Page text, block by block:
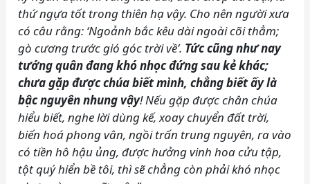
thứ ngựa tốt trong thiên hạ vậy. Cho nên người xưa
có câu rằng: ‘Ngoảnh bắc kêu dài ngoài cõi thẳm;
gò cương trước gió góc trời về’. Tức cũng như nay
tướng quân đang khó nhọc đứng sau kẻ khác;
chưa gặp được chúa biết mình, chẳng biết ấy là
bậc nguyên nhung vậy! Nếu gặp được chân chúa
hiểu biết, nghe lời dùng kế, xoay chuyển đất trời,
biến hoá phong vân, ngồi trấn trung nguyên, ra vào
có tiền hô hậu ủng, được hưởng vinh hoa cửu tập,
tột quý hiển bề tôi, thì sẽ chẳng còn phải khó nhọc